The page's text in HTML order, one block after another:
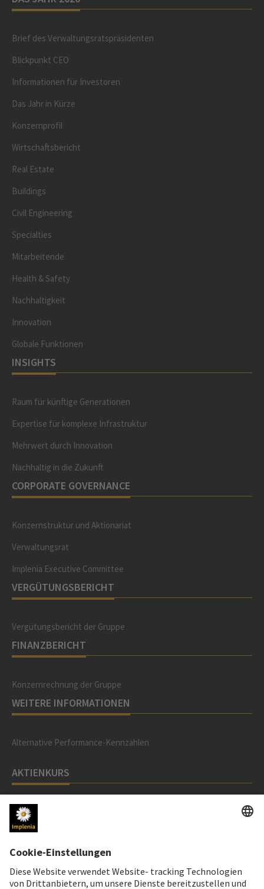
Brief des Verwaltungsratspräsidenten
Blickpunkt CEO
Informationen für Investoren
Das Jahr in Kürze
Konzernprofil
Wirtschaftsbericht
Real Estate
Buildings
Civil Engineering
Specialties
Mitarbeitende
Health & Safety
Nachhaltigkeit
Innovation
Globale Funktionen
INSIGHTS
Raum für künftige Generationen
Expertise für komplexe Infrastruktur
Mehrwert durch Innovation
Nachhaltig in die Zukunft
CORPORATE GOVERNANCE
Konzernstruktur und Aktionariat
Verwaltungsrat
Implenia Executive Committee
VERGÜTUNGSBERICHT
Vergütungsbericht der Gruppe
FINANZBERICHT
Konzernrechnung der Gruppe
WEITERE INFORMATIONEN
Alternative Performance-Kennzahlen
AKTIENKURS
SWX: Implenia AG
ISIN: CH0023868554
62,30 CHF
0,00 CHF (0,00%)
Details
LINKS